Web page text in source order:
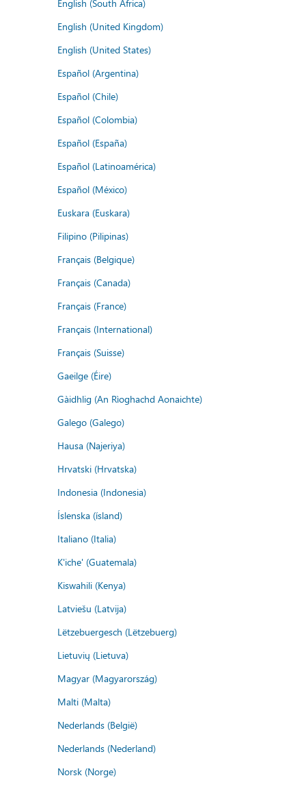
English (South Africa)
English (United Kingdom)
English (United States)
Español (Argentina)
Español (Chile)
Español (Colombia)
Español (España)
Español (Latinoamérica)
Español (México)
Euskara (Euskara)
Filipino (Pilipinas)
Français (Belgique)
Français (Canada)
Français (France)
Français (International)
Français (Suisse)
Gaeilge (Éire)
Gàidhlig (An Rìoghachd Aonaichte)
Galego (Galego)
Hausa (Najeriya)
Hrvatski (Hrvatska)
Indonesia (Indonesia)
Íslenska (ísland)
Italiano (Italia)
K'iche' (Guatemala)
Kiswahili (Kenya)
Latviešu (Latvija)
Lëtzebuergesch (Lëtzebuerg)
Lietuvių (Lietuva)
Magyar (Magyarország)
Malti (Malta)
Nederlands (België)
Nederlands (Nederland)
Norsk (Norge)